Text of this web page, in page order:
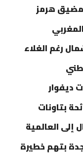
مضيق هرمز
رغم الغلاء
ديفوار
بتاونات
إلى العالمية
بتهم خطيرة